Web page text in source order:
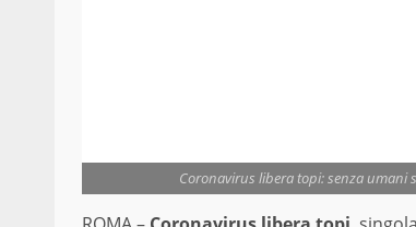
Coronavirus libera topi: senza umani